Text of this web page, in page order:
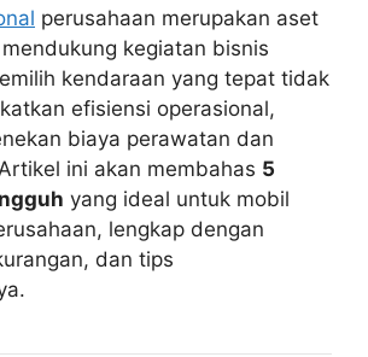
perusahaan merupakan aset
kegiatan bisnis
kendaraan yang tepat tidak
efisiensi operasional,
biaya perawatan dan
ini akan membahas 5
yang ideal untuk mobil
lengkap dengan
dan tips